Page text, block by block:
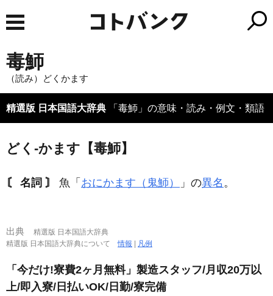
毒魳
（読み）どくかます
精選版 日本国語大辞典 「毒魳」の意味・読み・例文・類語
どく‐かます【毒魳】
〘 名詞 〙 魚「 おにかます（鬼魳） 」の異名 。
出典
精選版 日本国語大辞典
精選版 日本国語大辞典について情報 凡例
「今だけ!寮費2ヶ月無料」製造スタッフ/月収20万以
上/即入寮/日払いOK/日勤/寮完備